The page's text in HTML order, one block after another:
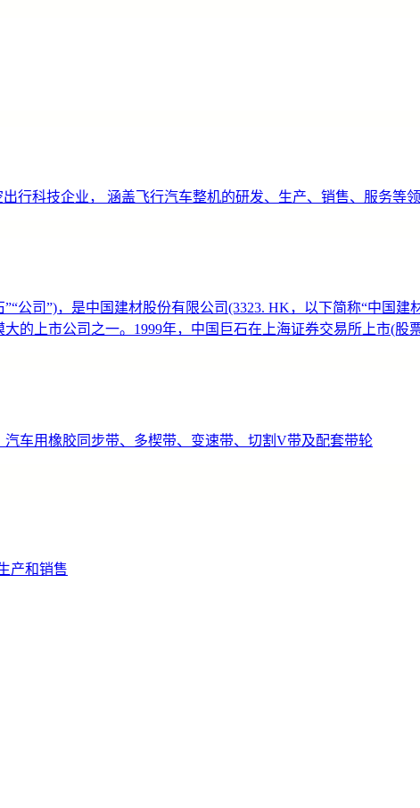
行科技企业， 涵盖飞行汽车整机的研发、生产、销售、服务等领
公司”)，是中国建材股份有限公司(3323. HK，以下简称“中国
的上市公司之一。1999年，中国巨石在上海证券交易所上市(股
车用橡胶同步带、多楔带、变速带、切割V带及配套带轮
产和销售